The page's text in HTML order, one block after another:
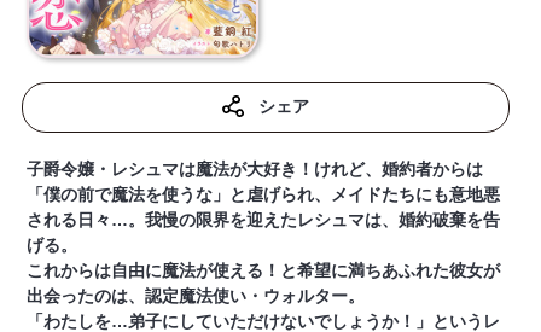
シェア
子爵令嬢・レシュマは魔法が大好き！けれど、婚約者からは
「僕の前で魔法を使うな」と虐げられ、メイドたちにも意地悪
される日々…。我慢の限界を迎えたレシュマは、婚約破棄を告
げる。
これからは自由に魔法が使える！と希望に満ちあふれた彼女が
出会ったのは、認定魔法使い・ウォルター。
「わたしを…弟子にしていただけないでしょうか！」というレ